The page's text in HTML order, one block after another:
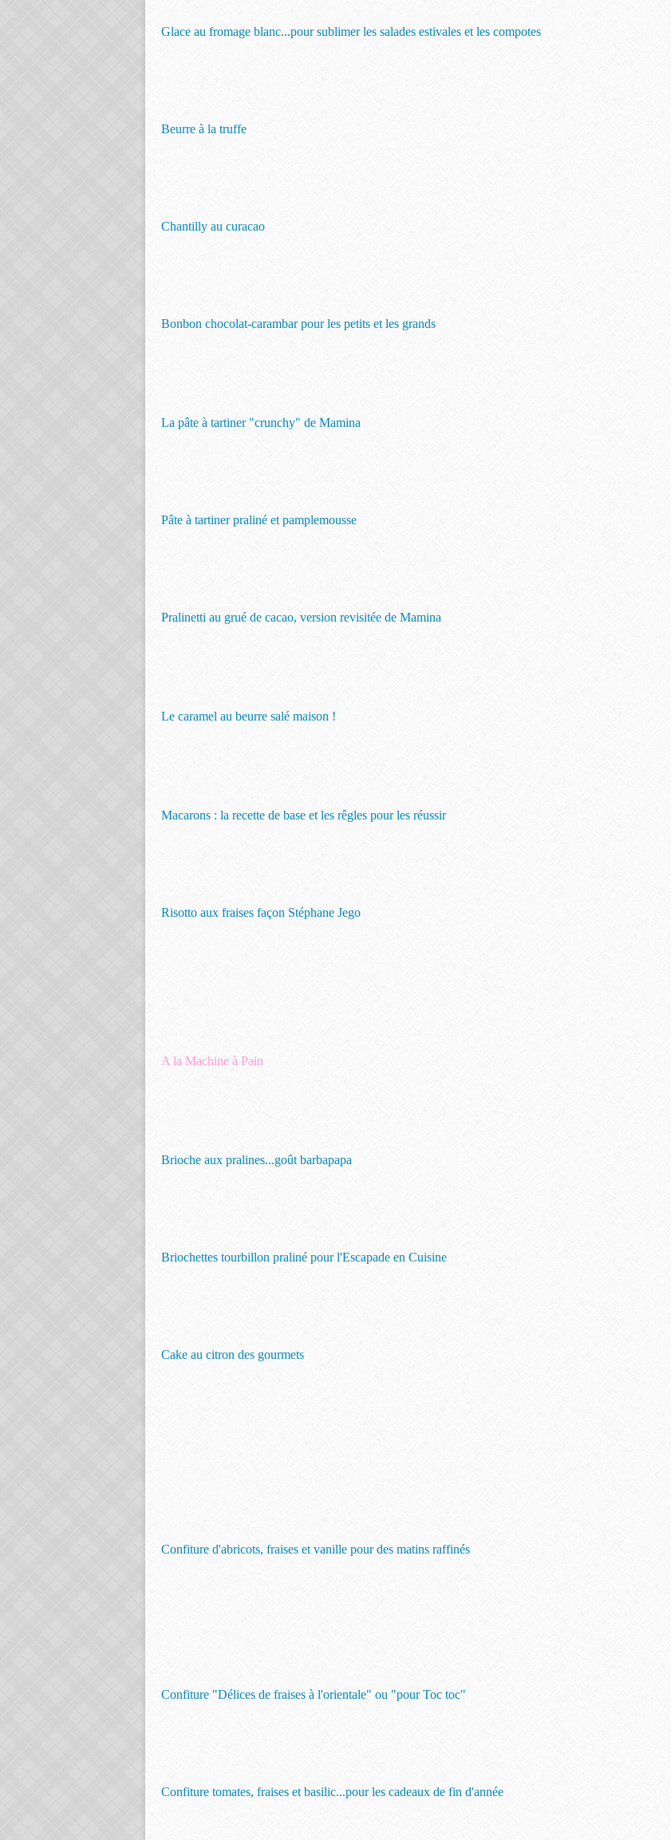
Glace au fromage blanc...pour sublimer les salades estivales et les compotes
Beurre à la truffe
Chantilly au curacao
Bonbon chocolat-carambar pour les petits et les grands
La pâte à tartiner "crunchy" de Mamina
Pâte à tartiner praliné et pamplemousse
Pralinetti au grué de cacao, version revisitée de Mamina
Le caramel au beurre salé maison !
Macarons : la recette de base et les rêgles pour les réussir
Risotto aux fraises façon Stéphane Jego
A la Machine à Pain
Brioche aux pralines...goût barbapapa
Briochettes tourbillon praliné pour l'Escapade en Cuisine
Cake au citron des gourmets
Confiture d'abricots, fraises et vanille pour des matins raffinés
Confiture "Délices de fraises à l'orientale" ou "pour Toc toc"
Confiture tomates, fraises et basilic...pour les cadeaux de fin d'année